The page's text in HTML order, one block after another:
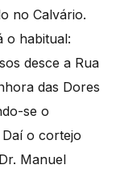
no Calvário.
o habitual:
desce a Rua
das Dores
se o
o cortejo
Manuel